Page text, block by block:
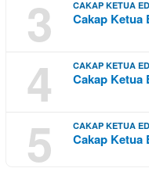
3 CAKAP KETUA
Cakap
4 CAKAP KETUA
Cakap
5 CAKAP KETUA
Cakap Ketua